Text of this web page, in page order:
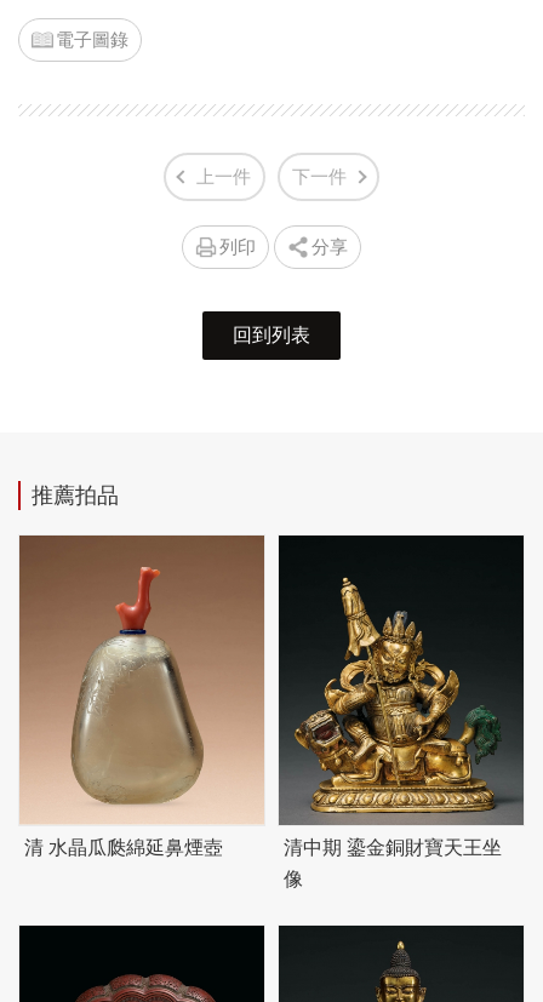
電子圖錄
上一件 下一件
列印 分享
回到列表
推薦拍品
清 水晶瓜瓞綿延鼻煙壺
清中期 鎏金銅財寶天王坐
像